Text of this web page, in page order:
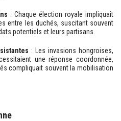
: Chaque élection royale impliquait
entre les duchés, suscitant souvent
potentiels et leurs partisans.
: Les invasions hongroises,
une réponse coordonnée,
compliquait souvent la mobilisation